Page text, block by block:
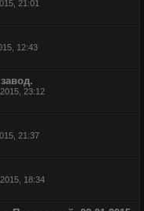
21:01
12:43
23:12
21:37
18:34